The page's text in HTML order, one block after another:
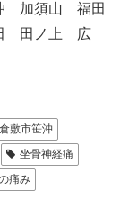
加須山 福田
田ノ上 広
倉敷市笹沖
坐骨神経痛
痛み